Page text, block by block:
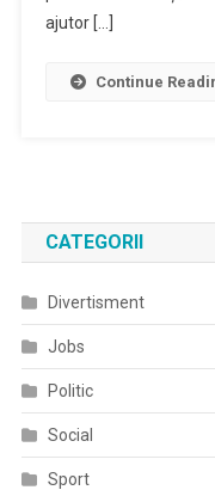
ajutor […]
Continue
CATEGORII
Divertisment
Jobs
Politic
Social
Sport